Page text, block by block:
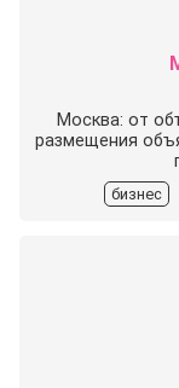
Москва: от
размещения
бизнес